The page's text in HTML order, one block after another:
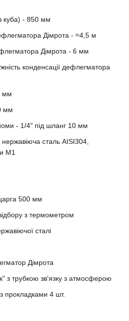
куба) - 850 мм
Дімрота - ≈4,5 м
Дімрота - 6 мм
конденсації дефлегматора
мм
мм
- 1/4" під шланг 10 мм
сталь AISI304,
М1
500 мм
з термометром
сталі
Дімрота
з трубкою зв'язку з атмосферою
прокладками 4 шт.